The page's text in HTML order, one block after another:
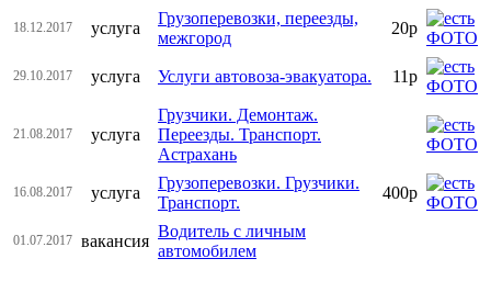
18.12.2017 услуга
Грузоперевозки, переезды,
межгород
20р
29.10.2017 услуга Услуги автовоза-эвакуатора. 11р
21.08.2017 услуга
Грузчики. Демонтаж.
Переезды. Транспорт.
Астрахань
16.08.2017 услуга
Грузоперевозки. Грузчики.
Транспорт.
400р
01.07.2017 вакансия
Водитель с личным
автомобилем